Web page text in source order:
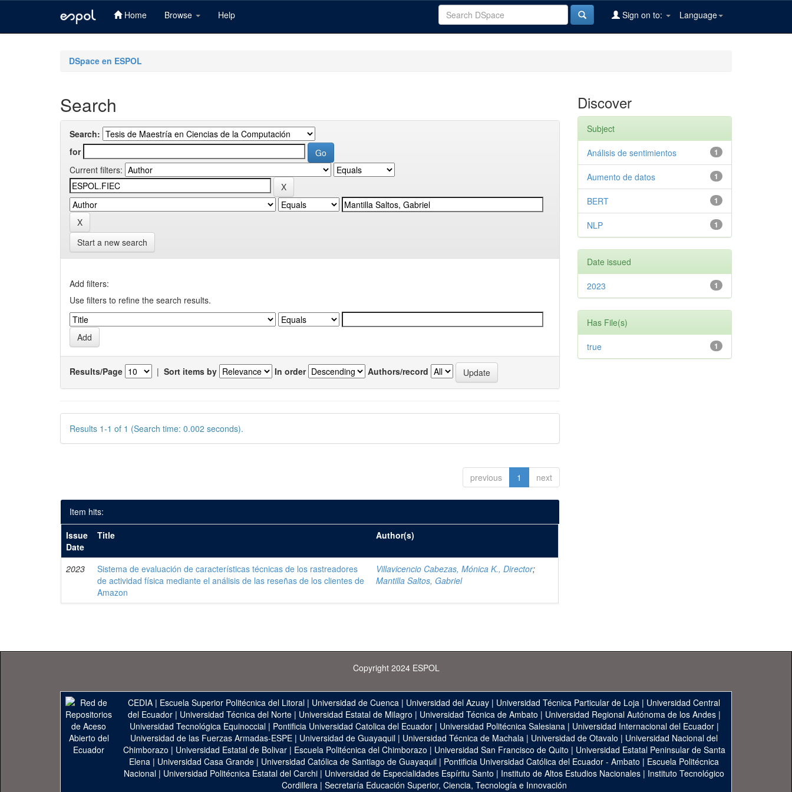
Home Browse Help Language
Sign on to:
DSpace en ESPOL
Search
Search:
for
Current filters:
Start a new search
Add filters:
Use filters to refine the search results.
Results/Page | Sort items by In order Authors/record
Results 1-1 of 1 (Search time: 0.002 seconds).
previous 1 next
Item hits:
Issue
Date
Title Author(s)
2023
Sistema de evaluación de características técnicas de los rastreadores
de actividad física mediante el análisis de las reseñas de los clientes de
Amazon
Villavicencio Cabezas, Mónica K., Director;
Mantilla Saltos, Gabriel
Discover
Subject
1
Análisis de sentimientos
1
Aumento de datos
1
BERT
1
NLP
Date issued
1
2023
Has File(s)
1
true
Copyright 2024 ESPOL
CEDIA | Escuela Superior Politécnica del Litoral | Universidad de Cuenca | Universidad del Azuay | Universidad Técnica Particular de Loja | Universidad Central
del Ecuador| Universidad Técnica del Norte| Universidad Estatal de Milagro | Universidad Técnica de Ambato | Universidad Regional Autónoma de los Andes|
Universidad Tecnológica Equinoccial| Pontificia Universidad Catolica del Ecuador| Universidad Politécnica Salesiana| Universidad Internacional del Ecuador|
Universidad de las Fuerzas Armadas-ESPE | Universidad de Guayaquil | Universidad Técnica de Machala | Universidad de Otavalo | Universidad Nacional del
Chimborazo | Universidad Estatal de Bolivar| Escuela Politécnica del Chimborazo | Universidad San Francisco de Quito | Universidad Estatal Peninsular de Santa
Elena | Universidad Casa Grande | Universidad Católica de Santiago de Guayaquil | Pontificia Universidad Católica del Ecuador - Ambato | Escuela Politécnica
Nacional | Universidad Politécnica Estatal del Carchi | Universidad de Especialidades Espíritu Santo | Instituto de Altos Estudios Nacionales | Instituto Tecnológico
Cordillera| Secretaría Educación Superior, Ciencia, Tecnología e Innovación